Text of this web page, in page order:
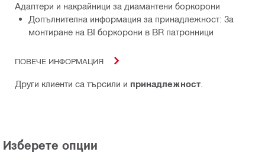
Адаптери и накрайници за диамантени боркорони
Допълнителна информация за принадлежност: За
монтиране на BI боркорони в BR патронници
ПОВЕЧЕ ИНФОРМАЦИЯ
Други клиенти са търсили и принадлежност
Изберете опции